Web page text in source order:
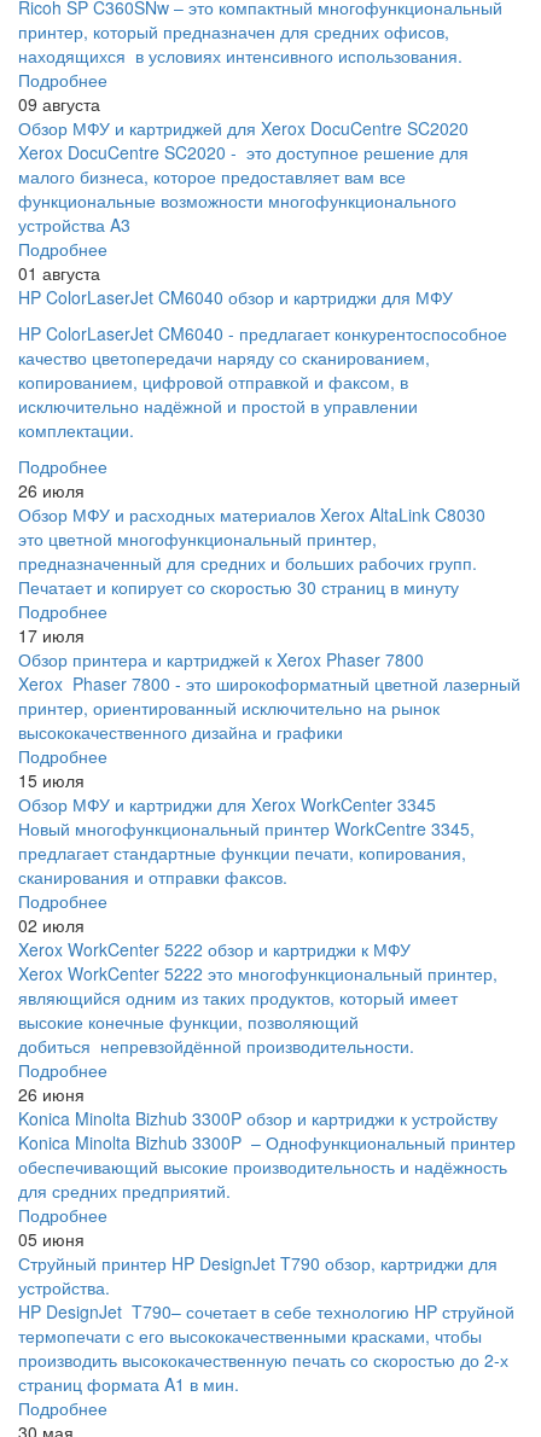
Ricoh SP C360SNw – это компактный многофункциональный
принтер, который предназначен для средних офисов,
находящихся в условиях интенсивного использования.
Подробнее
09 августа
Обзор МФУ и картриджей для Xerox DocuCentre SC2020
Xerox DocuCentre SC2020 - это доступное решение для
малого бизнеса, которое предоставляет вам все
функциональные возможности многофункционального
устройства A3
Подробнее
01 августа
HP ColorLaserJet CM6040 обзор и картриджи для МФУ
HP ColorLaserJet CM6040 - предлагает конкурентоспособное
качество цветопередачи наряду со сканированием,
копированием, цифровой отправкой и факсом, в
исключительно надёжной и простой в управлении
комплектации.
Подробнее
26 июля
Обзор МФУ и расходных материалов Xerox AltaLink C8030
это цветной многофункциональный принтер,
предназначенный для средних и больших рабочих групп.
Печатает и копирует со скоростью 30 страниц в минуту
Подробнее
17 июля
Обзор принтера и картриджей к Xerox Phaser 7800
Xerox Phaser 7800 - это широкоформатный цветной лазерный
принтер, ориентированный исключительно на рынок
высококачественного дизайна и графики
Подробнее
15 июля
Обзор МФУ и картриджи для Xerox WorkCenter 3345
Новый многофункциональный принтер WorkCentre 3345,
предлагает стандартные функции печати, копирования,
сканирования и отправки факсов.
Подробнее
02 июля
Xerox WorkCenter 5222 обзор и картриджи к МФУ
Xerox WorkCenter 5222 это многофункциональный принтер,
являющийся одним из таких продуктов, который имеет
высокие конечные функции, позволяющий
добиться непревзойдённой производительности.
Подробнее
26 июня
Konica Minolta Bizhub 3300P обзор и картриджи к устройству
Konica Minolta Bizhub 3300P – Однофункциональный принтер
обеспечивающий высокие производительность и надёжность
для средних предприятий.
Подробнее
05 июня
Струйный принтер HP DesignJet T790 обзор, картриджи для
устройства.
HP DesignJet T790– сочетает в себе технологию HP струйной
термопечати с его высококачественными красками, чтобы
производить высококачественную печать со скоростью до 2-х
страниц формата A1 в мин.
Подробнее